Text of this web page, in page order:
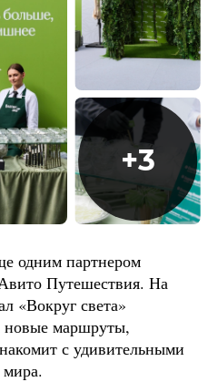
+3
одним партнером
Путешествия. На
«Вокруг света»
новые маршруты,
с удивительными